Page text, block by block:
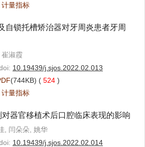
计量指标
自锁托槽矫治器对牙周炎患者牙周
淑霞
10.19439/j.sjos.2022.02.013
(744KB) ( 524 )
计量指标
器官移植术后口腔临床表现的影响
, 闫朵朵, 姚华
10.19439/j.sjos.2022.02.014